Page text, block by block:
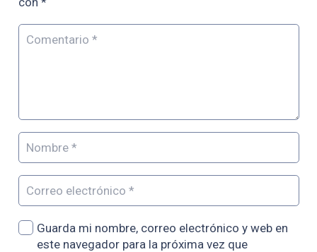
Guarda mi nombre, correo electrónico y web en
este navegador para la próxima vez que